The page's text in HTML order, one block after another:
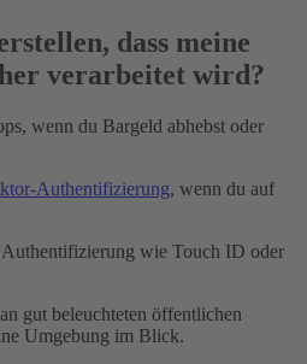
dass meine
verarbeitet wird?
wenn du Bargeld abhebst oder
Authentifizierung, wenn du auf
wie Touch ID oder
gut beleuchteten öffentlichen
Umgebung im Blick.